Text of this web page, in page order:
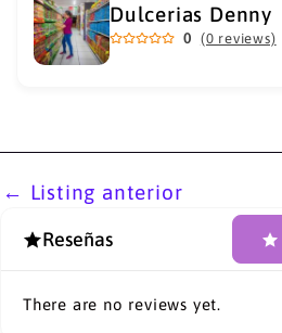
Dulcerias Denny
0 (0 reviews)
← Listing anterior
Reseñas
There are no reviews yet.